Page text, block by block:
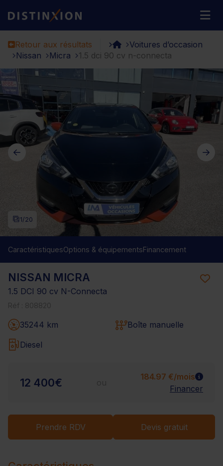
Distinxion
Retour aux résultats
Voitures d’occasion
Nissan
Micra 1.5 dci 90 cv n-connecta
NISSAN MICRA
1.5 DCI 90 cv N-Connecta
35244 km
Boîte manuelle
Diesel
12 400€
184.97 €/mois
Financer
Prendre RDV Devis gratuit
1/20
CaractéristiquesOptions & équipementsFinancement